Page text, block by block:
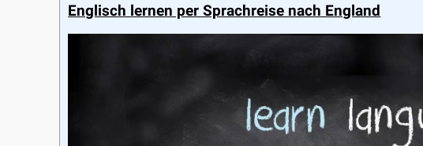
Englisch lernen per Sprachreise nach England